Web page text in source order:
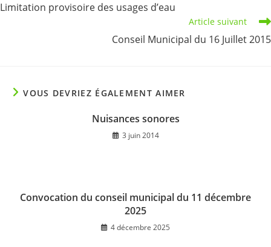
articles
Limitation provisoire des usages d’eau
Article suivant
Conseil Municipal du 16 Juillet 2015
VOUS DEVRIEZ ÉGALEMENT AIMER
Nuisances sonores
3 juin 2014
Convocation du conseil municipal du 11 décembre
2025
4 décembre 2025